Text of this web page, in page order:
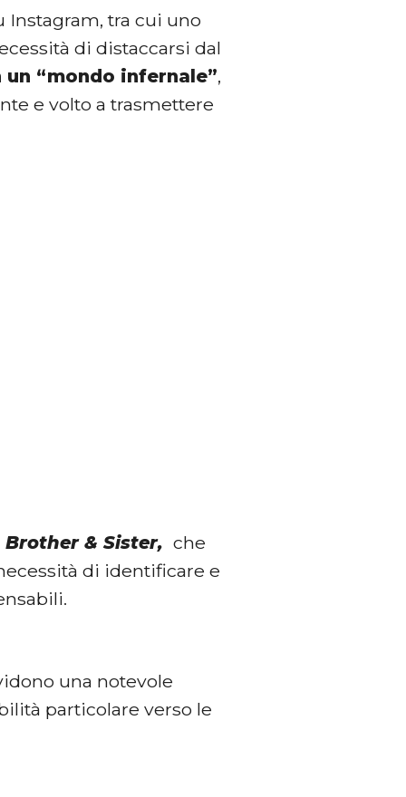
Instagram, tra cui uno
di distaccarsi dal
“mondo infernale”,
e volto a trasmettere
Brother & Sister, che
di identificare e
una notevole
particolare verso le